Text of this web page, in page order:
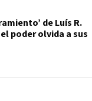
de Luís R.
poder olvida a sus